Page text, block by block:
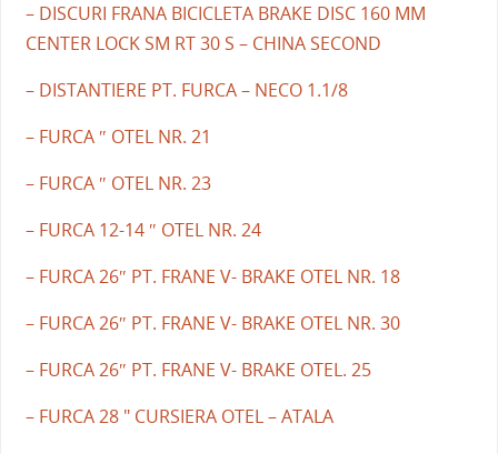
– DISCURI FRANA BICICLETA BRAKE DISC 160 MM
CENTER LOCK SM RT 30 S – CHINA SECOND
– DISTANTIERE PT. FURCA – NECO 1.1/8
– FURCA ″ OTEL NR. 21
– FURCA ″ OTEL NR. 23
– FURCA 12-14 ″ OTEL NR. 24
– FURCA 26″ PT. FRANE V- BRAKE OTEL NR. 18
– FURCA 26″ PT. FRANE V- BRAKE OTEL NR. 30
– FURCA 26″ PT. FRANE V- BRAKE OTEL. 25
– FURCA 28 " CURSIERA OTEL – ATALA